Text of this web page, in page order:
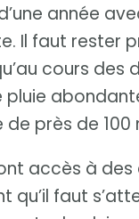
année
Il faut rester
cours des
près de 100
accès à
qu’il faut